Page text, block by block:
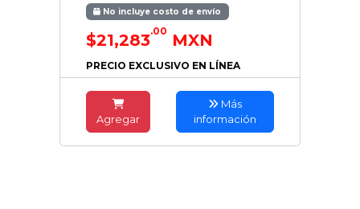
No incluye costo de envío
$21,283.00 MXN
PRECIO EXCLUSIVO EN LÍNEA
Agregar
Más
información